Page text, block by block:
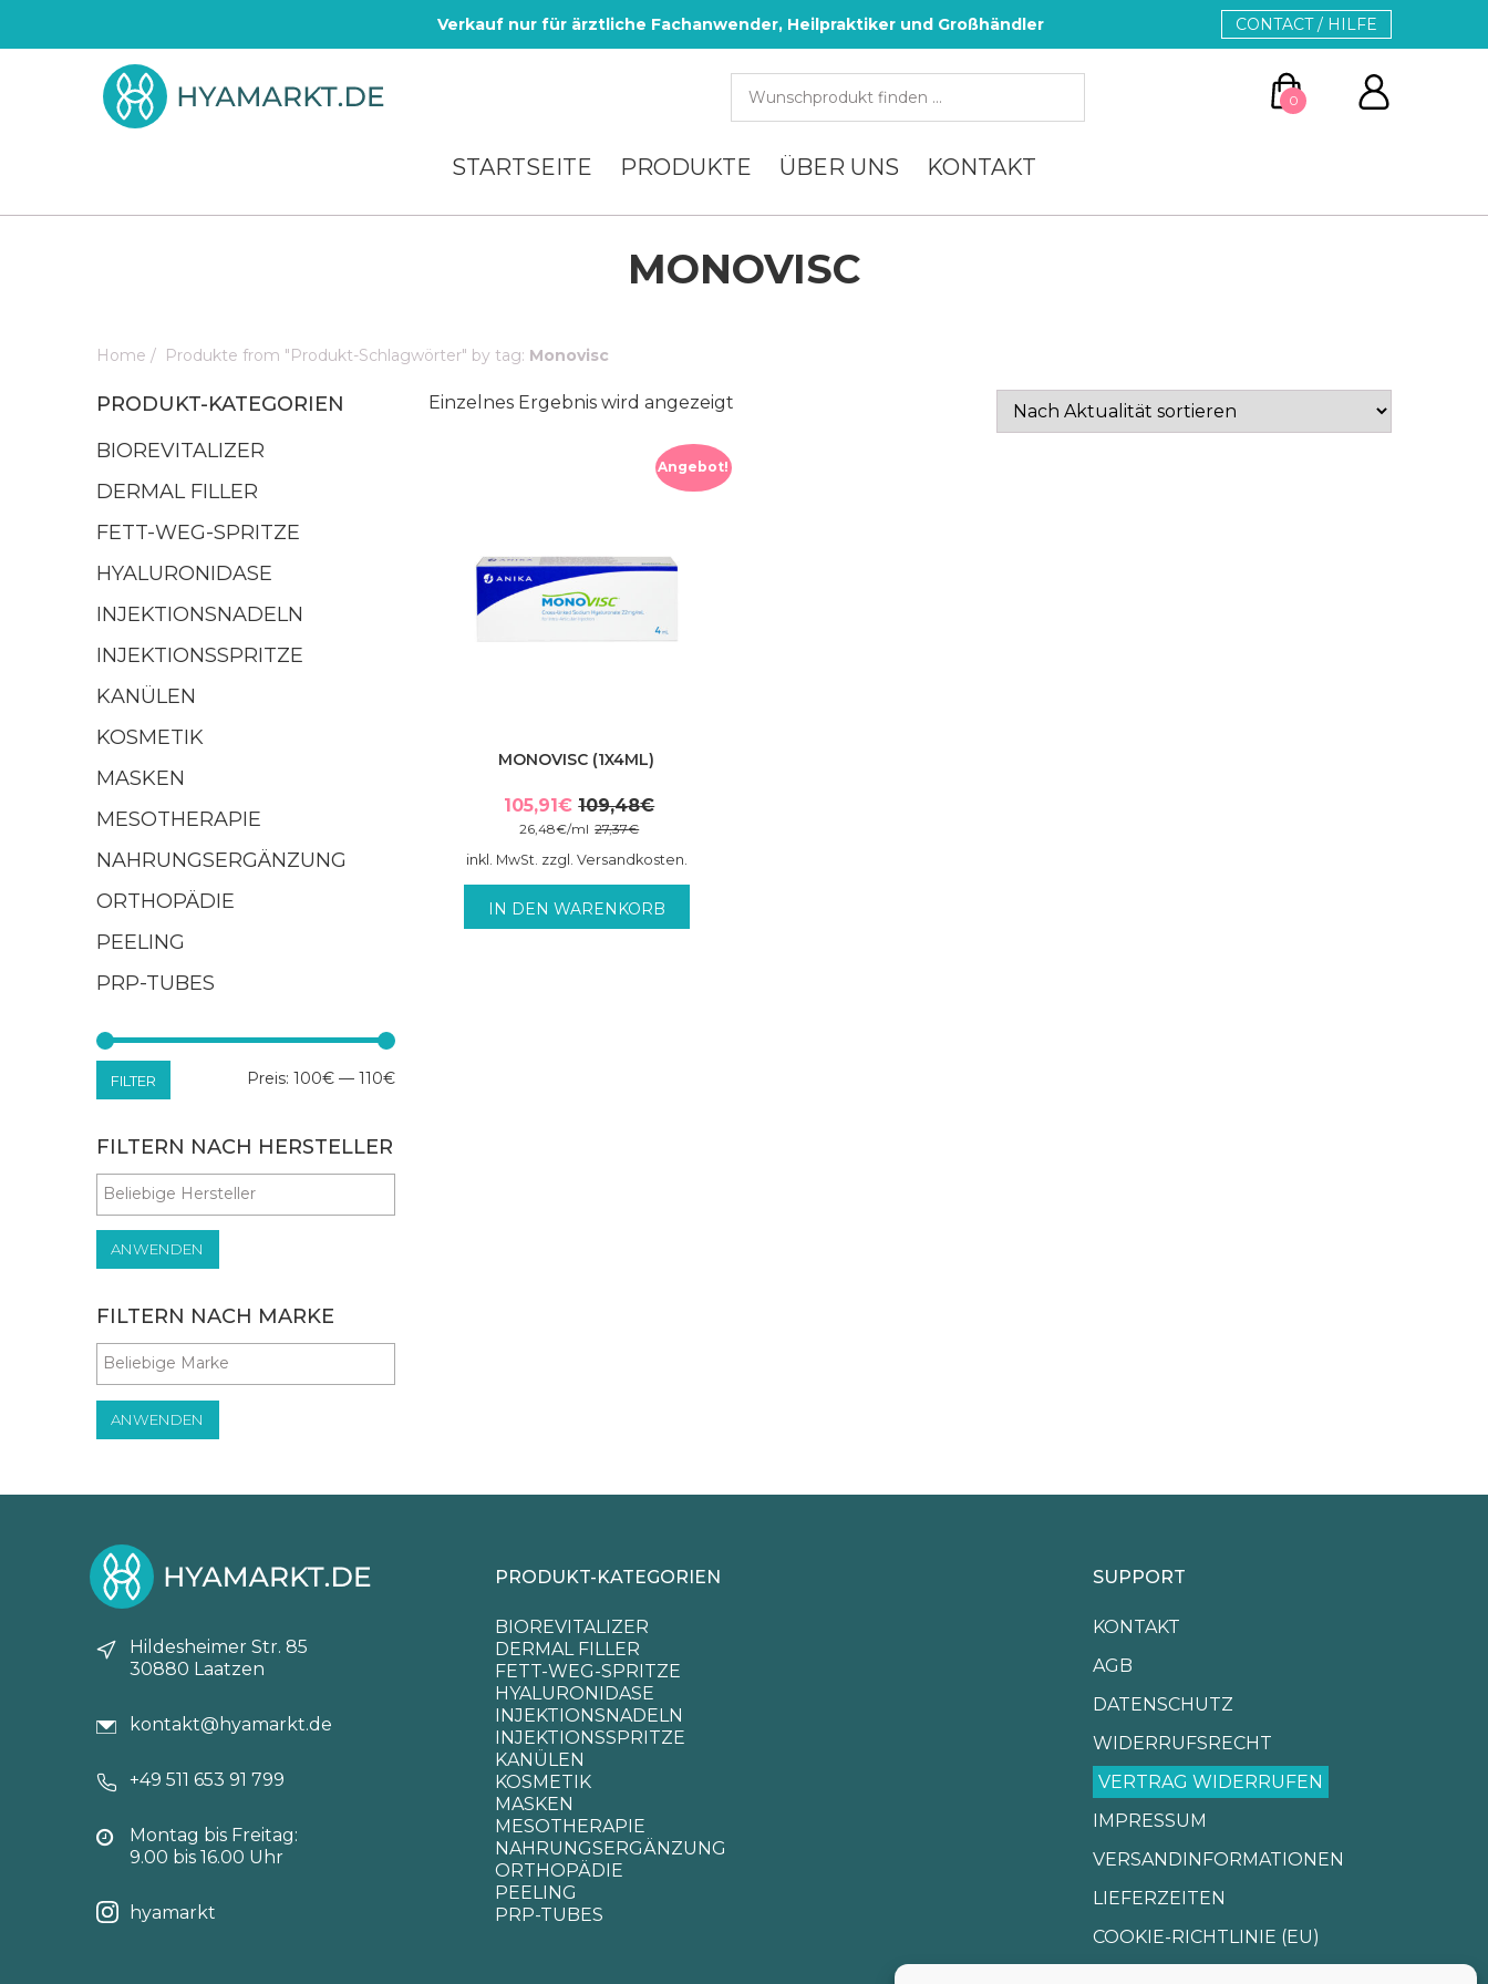
Verkauf nur für ärztliche Fachanwender, Heilpraktiker und Großhändler CONTACT / HILFE
0
WEITER EINKAUFEN
STARTSEITE PRODUKTE ÜBER UNS KONTAKT
MONOVISC
Home / Produkte from "Produkt-Schlagwörter" by tag: Monovisc
PRODUKT-KATEGORIEN
BIOREVITALIZER
DERMAL FILLER
FETT-WEG-SPRITZE
HYALURONIDASE
INJEKTIONSNADELN
INJEKTIONSSPRITZE
KANÜLEN
KOSMETIK
MASKEN
MESOTHERAPIE
NAHRUNGSERGÄNZUNG
ORTHOPÄDIE
PEELING
PRP-TUBES
Min.
Max.
FILTER Preis: 100€ — 110€
FILTERN NACH HERSTELLER
ANWENDEN
FILTERN NACH MARKE
ANWENDEN
Einzelnes Ergebnis wird angezeigt
Angebot!
MONOVISC (1X4ML)
109,48€
Ursprünglicher
Preis
war:
105,91€
Aktueller
Preis
ist:
27,37€
26,48€/ml
inkl. MwSt. zzgl. Versandkosten.
IN DEN WARENKORB
Hildesheimer Str. 85
30880 Laatzen
kontakt@hyamarkt.de
+49 511 653 91 799
Montag bis Freitag:
9.00 bis 16.00 Uhr
hyamarkt
PRODUKT-KATEGORIEN
BIOREVITALIZER
DERMAL FILLER
FETT-WEG-SPRITZE
HYALURONIDASE
INJEKTIONSNADELN
INJEKTIONSSPRITZE
KANÜLEN
KOSMETIK
MASKEN
MESOTHERAPIE
NAHRUNGSERGÄNZUNG
ORTHOPÄDIE
PEELING
PRP-TUBES
SUPPORT
KONTAKT
AGB
DATENSCHUTZ
WIDERRUFSRECHT
VERTRAG WIDERRUFEN
IMPRESSUM
VERSANDINFORMATIONEN
LIEFERZEITEN
COOKIE-RICHTLINIE (EU)